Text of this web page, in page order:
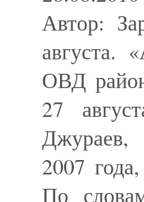
Автор:
августа.
ОВД
27
Джураев,
2007
По